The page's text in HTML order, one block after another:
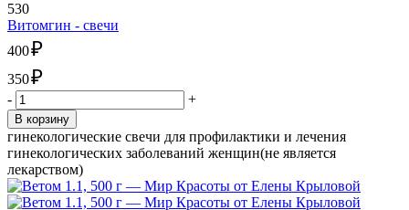
530
Витомгин - свечи
400₽
350₽
- +
В корзину
гинекологические свечи для профилактики и лечения
гинекологических заболеваний женщин(не является
лекарством)